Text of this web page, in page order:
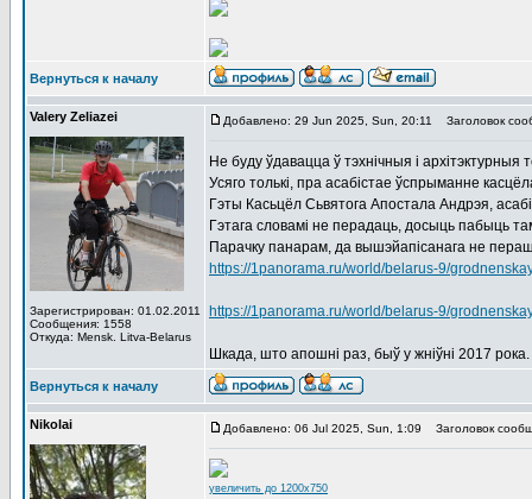
Вернуться к началу
Valery Zeliazei
Зарегистрирован: 01.02.2011
Сообщения: 1558
Откуда: Mensk. Litva-Belarus
Добавлено: 29 Jun 2025, Sun, 20:11 Заголовок
Не буду ўдавацца ў тэхнічныя і
Усяго толькі, пра асабістае ўспрыманне
Гэты Касьцёл Сьвятога Апостала Андрэя,
Гэтага словамі не перадаць, досыць пабыць
Парачку панарам, да вышэйапісанага не
https://1panorama.ru/world/belarus-9/
https://1panorama.ru/world/belarus-9/
Шкада, што апошні раз, быў у жніўні 2017 рока.
Вернуться к началу
Nikolai Добавлено: 06 Jul 2025, Sun, 1:09 Заголовок
увеличить до 1200x750